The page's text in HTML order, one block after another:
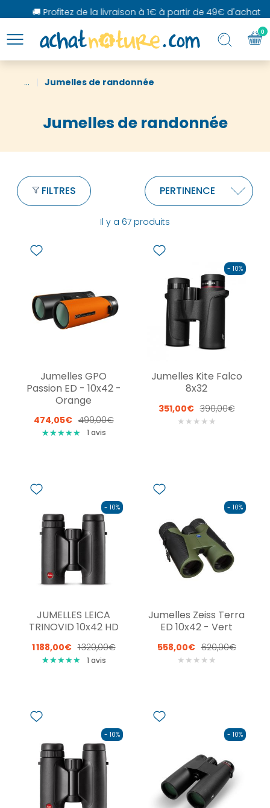
🚚 Profitez de la livraison à 1€ à partir de 49€ d'achat
... Jumelles de randonnée
Jumelles de randonnée
Il y a 67 produits
FILTRES
Jumelles GPO
Passion ED - 10x42 -
Orange
474,05€ 499,00€
★★★★★
★★★★★ 1 avis
- 10%
Jumelles Kite Falco
8x32
351,00€ 390,00€
★ ★ ★ ★ ★
- 10%
JUMELLES LEICA
TRINOVID 10x42 HD
1 188,00€ 1 320,00€
★★★★★
★★★★★ 1 avis
- 10%
Jumelles Zeiss Terra
ED 10x42 - Vert
558,00€ 620,00€
★ ★ ★ ★ ★
- 10% - 10%
0